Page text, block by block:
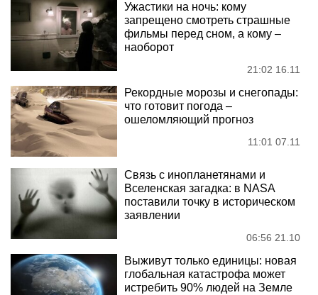
Ужастики на ночь: кому
запрещено смотреть страшные
фильмы перед сном, а кому –
наоборот
21:02 16.11
Рекордные морозы и снегопады:
что готовит погода –
ошеломляющий прогноз
11:01 07.11
Связь с инопланетянами и
Вселенская загадка: в NASA
поставили точку в историческом
заявлении
06:56 21.10
Выживут только единицы: новая
глобальная катастрофа может
истребить 90% людей на Земле